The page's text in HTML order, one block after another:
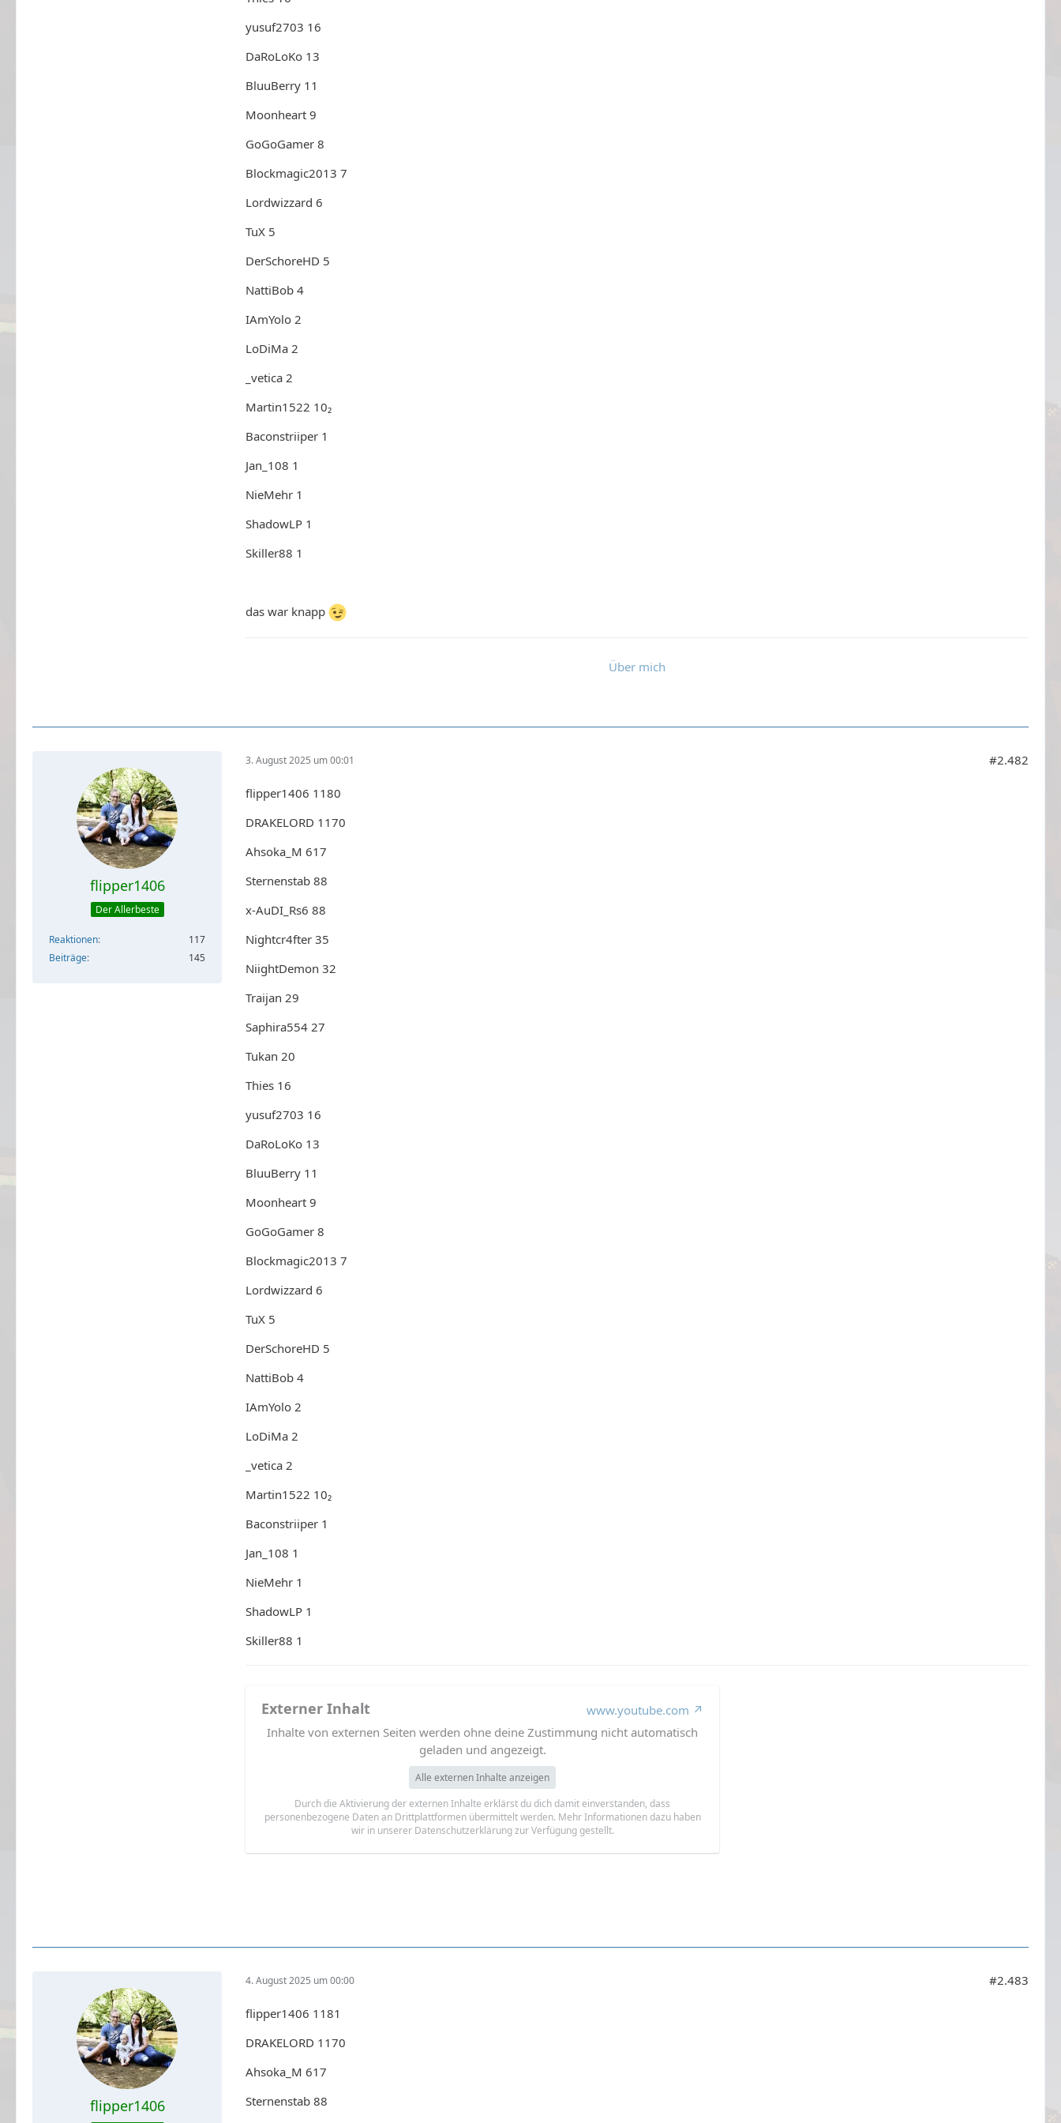
yusuf2703 16
DaRoLoKo 13
BluuBerry 11
Moonheart 9
GoGoGamer 8
Blockmagic2013 7
Lordwizzard 6
TuX 5
DerSchoreHD 5
NattiBob 4
IAmYolo 2
LoDiMa 2
_vetica 2
Martin1522 10₂
Baconstriiper 1
Jan_108 1
NieMehr 1
ShadowLP 1
Skiller88 1
das war knapp
Über mich
flipper1406
Der Allerbeste
Reaktionen
117
Beiträge
145
3. August 2025 um 00:01 #2.482
flipper1406 1180
DRAKELORD 1170
Ahsoka_M 617
Sternenstab 88
x-AuDI_Rs6 88
Nightcr4fter 35
NiightDemon 32
Traijan 29
Saphira554 27
Tukan 20
Thies 16
yusuf2703 16
DaRoLoKo 13
BluuBerry 11
Moonheart 9
GoGoGamer 8
Blockmagic2013 7
Lordwizzard 6
TuX 5
DerSchoreHD 5
NattiBob 4
IAmYolo 2
LoDiMa 2
_vetica 2
Martin1522 10₂
Baconstriiper 1
Jan_108 1
NieMehr 1
ShadowLP 1
Skiller88 1
Externer Inhalt
www.youtube.com
Inhalte von externen Seiten werden ohne deine Zustimmung nicht automatisch
geladen und angezeigt.
Alle externen Inhalte anzeigen
Durch die Aktivierung der externen Inhalte erklärst du dich damit einverstanden, dass
personenbezogene Daten an Drittplattformen übermittelt werden. Mehr Informationen dazu haben
wir in unserer Datenschutzerklärung zur Verfügung gestellt.
flipper1406
4. August 2025 um 00:00 #2.483
flipper1406 1181
DRAKELORD 1170
Ahsoka_M 617
Sternenstab 88